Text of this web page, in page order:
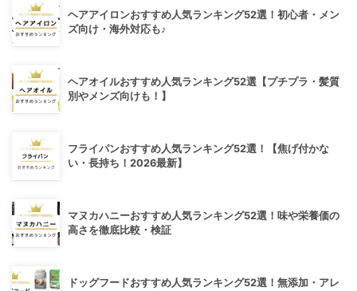
ヘアアイロンおすすめ人気ランキング52選！初心者・メン
ズ向け・海外対応も♪
ヘアオイルおすすめ人気ランキング52選【プチプラ・髪質
別やメンズ向けも！】
フライパンおすすめ人気ランキング52選！【焦げ付かな
い・長持ち！2026最新】
マヌカハニーおすすめ人気ランキング52選！味や栄養価の
高さを徹底比較・検証
ドッグフードおすすめ人気ランキング52選！無添加・アレ